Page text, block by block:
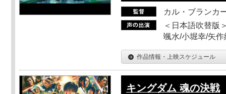
カル・ブランカ
＜日本語吹替版
颯水/小堀幸/矢作
作品情報・上映スケジュール
キングダム 魂の決戦